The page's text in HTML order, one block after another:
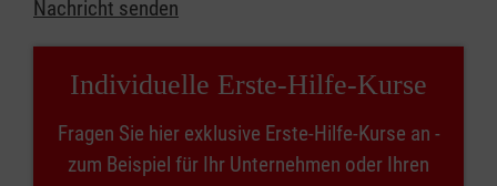
Nachricht senden
Individuelle Erste-Hilfe-Kurse
Fragen Sie hier exklusive Erste-Hilfe-Kurse an -
zum Beispiel für Ihr Unternehmen oder Ihren